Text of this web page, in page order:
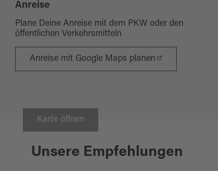
Anreise
Plane Deine Anreise mit dem PKW oder den
öffentlichen Verkehrsmitteln
Anreise mit Google Maps planen
Karte öffnen
Unsere Empfehlungen